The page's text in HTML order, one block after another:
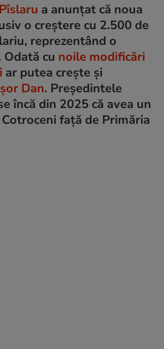
a anunțat că noua
o creștere cu 2.500 de
reprezentând o
cu noile modificări
ar putea crește și
Dan. Președintele
încă din 2025 că avea un
față de Primăria